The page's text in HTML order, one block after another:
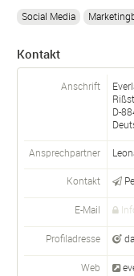
Social Media
Kontakt
Anschrift
D-
Ansprechpartner
Kontakt
E-Mail
Profiladresse
Web